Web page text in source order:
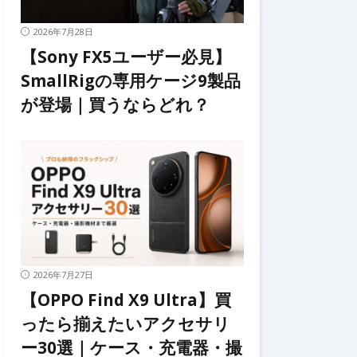
2026年7月28日
【Sony FX5ユーザー必見】
SmallRigの専用ケージ9製品
が登場｜買うならどれ？
2026年7月27日
【OPPO Find X9 Ultra】買
ったら揃えたいアクセサリ
ー30選｜ケース・充電器・撮